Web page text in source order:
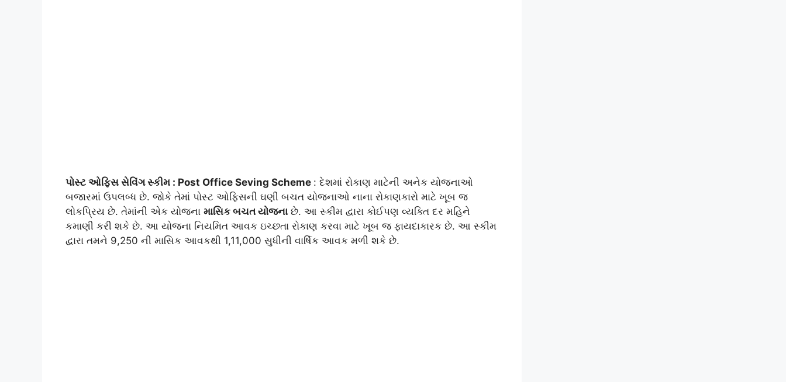
પોસ્ટ ઓફિસ સેવિંગ સ્કીમ : Post Office Seving Scheme : દેશમાં રોકાણ માટેની અનેક યોજનાઓ
બજારમાં ઉપલબ્ધ છે. જોકે તેમાં પોસ્ટ ઓફિસની ઘણી બચત યોજનાઓ નાના રોકાણકારો માટે ખૂબ જ
લોકપ્રિય છે. તેમાંની એક યોજના માસિક બચત યોજનાછે. આ સ્કીમ દ્વારા કોઈપણ વ્યક્તિ દર મહિને
કમાણી કરી શકે છે. આ યોજના નિયમિત આવક ઇચ્છતા રોકાણ કરવા માટે ખૂબ જ ફાયદાકારક છે. આ સ્કીમ
દ્વારા તમને 9,250 ની માસિક આવકથી 1,11,000 સુધીની વાર્ષિક આવક મળી શકે છે.